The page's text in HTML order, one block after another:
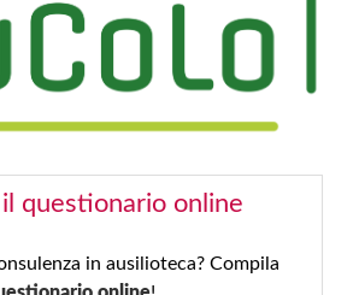
questionario online
in ausilioteca? Compila